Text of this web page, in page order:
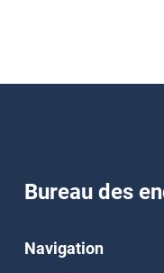
Bureau des
Navigation